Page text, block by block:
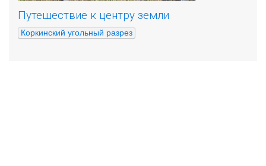
Путешествие к центру земли
Коркинский угольный разрез